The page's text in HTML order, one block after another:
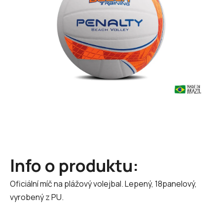
Info o produktu:
Oficiální míč na plážový volejbal. Lepený, 18panelový,
vyrobený z PU.